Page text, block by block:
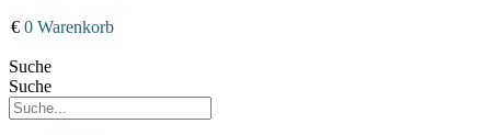
€ 0 Warenkorb
Suche
Suche